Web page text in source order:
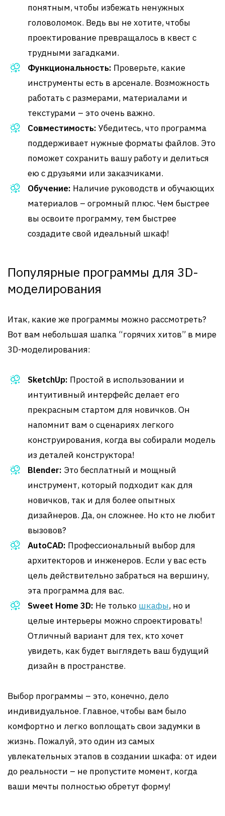
понятным, чтобы избежать ненужных
головоломок. Ведь вы не хотите, чтобы
проектирование превращалось в квест с
трудными загадками.
Функциональность: Проверьте, какие
инструменты есть в арсенале. Возможность
работать с размерами, материалами и
текстурами – это очень важно.
Совместимость: Убедитесь, что программа
поддерживает нужные форматы файлов. Это
поможет сохранить вашу работу и делиться
ею с друзьями или заказчиками.
Обучение: Наличие руководств и обучающих
материалов – огромный плюс. Чем быстрее
вы освоите программу, тем быстрее
создадите свой идеальный шкаф!
Популярные программы для 3D-
моделирования
Итак, какие же программы можно рассмотреть?
Вот вам небольшая шапка “горячих хитов” в мире
3D-моделирования:
SketchUp: Простой в использовании и
интуитивный интерфейс делает его
прекрасным стартом для новичков. Он
напомнит вам о сценариях легкого
конструирования, когда вы собирали модель
из деталей конструктора!
Blender: Это бесплатный и мощный
инструмент, который подходит как для
новичков, так и для более опытных
дизайнеров. Да, он сложнее. Но кто не любит
вызовов?
AutoCAD: Профессиональный выбор для
архитекторов и инженеров. Если у вас есть
цель действительно забраться на вершину,
эта программа для вас.
Sweet Home 3D: Не только шкафы, но и
целые интерьеры можно спроектировать!
Отличный вариант для тех, кто хочет
увидеть, как будет выглядеть ваш будущий
дизайн в пространстве.
Выбор программы – это, конечно, дело
индивидуальное. Главное, чтобы вам было
комфортно и легко воплощать свои задумки в
жизнь. Пожалуй, это один из самых
увлекательных этапов в создании шкафа: от идеи
до реальности – не пропустите момент, когда
ваши мечты полностью обретут форму!